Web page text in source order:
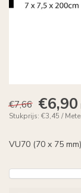
€7,66 €6,90
Stukprijs: €3,45 /
VU70 (70 x 75